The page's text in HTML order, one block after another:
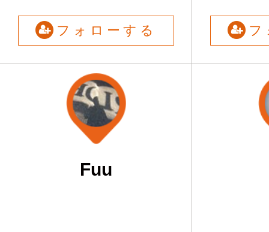
フォローする
Fuu